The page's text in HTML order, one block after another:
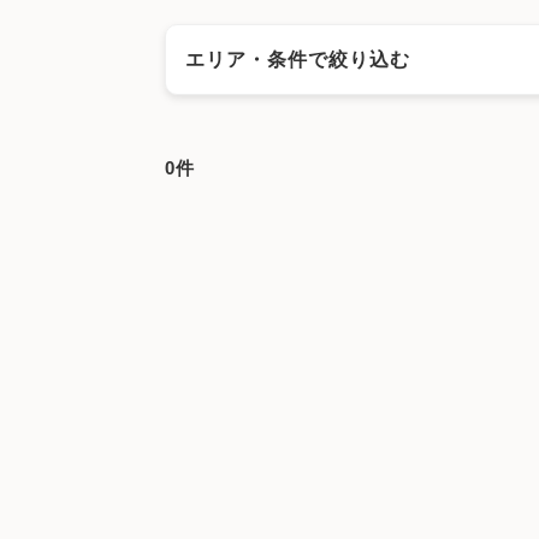
エリア・条件で絞り込む
0件